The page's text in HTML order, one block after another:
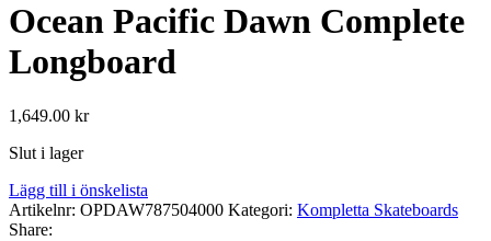
Ocean Pacific Dawn Complete
Longboard
1,649.00 kr
Slut i lager
Lägg till i önskelista
Artikelnr: OPDAW787504000 Kategori: Kompletta Skateboards
Share: